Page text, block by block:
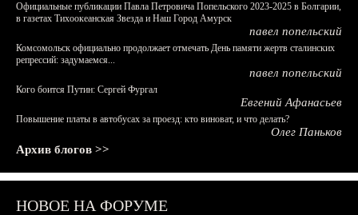
Официальные публикации Павла Петровича Попельского 2023-2025 в Болгарии,
в газетах Тихоокеанская Звезда и Наш Город Амурск
павел попельский
Комсомольск официально продолжает отмечать День памяти жертв сталинских
репрессий: задумаемся...
павел попельский
Кого боится Путин: Сергей Фургал
Евгений Афанасьев
Повышение платы в автобусах за проезд: кто виноват, и что делать?
Олег Паньков
Архив блогов >>
НОВОЕ НА ФОРУМЕ